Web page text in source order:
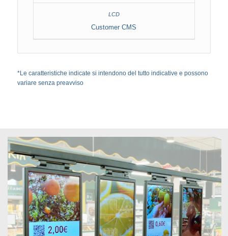
Customer CMS
*Le caratteristiche indicate si intendono del tutto indicative e possono
variare senza preavviso